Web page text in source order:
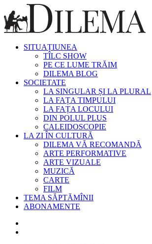
SITUAȚIUNEA
TÎLC SHOW
PE CE LUME TRĂIM
DILEMA BLOG
SOCIETATE
LA SINGULAR ȘI LA PLURAL
LA FAȚA TIMPULUI
LA FAȚA LOCULUI
DIN POLUL PLUS
CALEIDOSCOPIE
LA ZI ÎN CULTURĂ
DILEMA VĂ RECOMANDĂ
ARTE PERFORMATIVE
ARTE VIZUALE
MUZICĂ
CARTE
FILM
TEMA SĂPTĂMÎNII
ABONAMENTE